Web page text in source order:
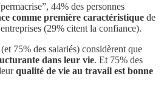
44% des personnes
comme première caractéristique de
(29% citent la confiance).
75% des salariés) considèrent que
dans leur vie. Et 75% des
qualité de vie au travail est bonne